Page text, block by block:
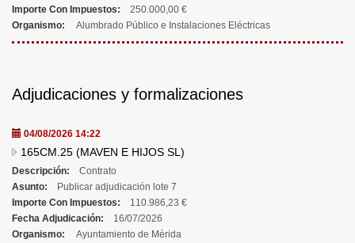
Importe Con Impuestos:
250.000,00 €
Organismo:
Alumbrado Público e Instalaciones Eléctricas
Adjudicaciones y formalizaciones
04/08/2026 14:22
165CM.25 (MAVEN E HIJOS SL)
Descripción:
Contrato
Asunto:
Publicar adjudicación lote 7
Importe Con Impuestos:
110.986,23 €
Fecha Adjudicación:
16/07/2026
Organismo:
Ayuntamiento de Mérida